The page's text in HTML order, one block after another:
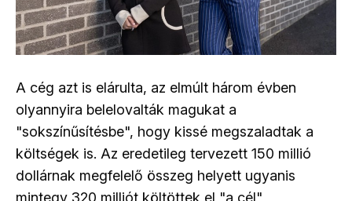
A cég azt is elárulta, az elmúlt három évben
olyannyira belelovalták magukat a
"sokszínűsítésbe", hogy kissé megszaladtak a
költségek is. Az eredetileg tervezett 150 millió
dollárnak megfelelő összeg helyett ugyanis
mintegy 320 milliót költöttek el "a cél"